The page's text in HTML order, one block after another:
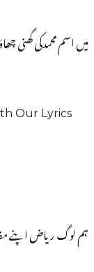
میں اسم محمدکی گھنی
Our Lyrics
ہم لوگ ریاض اپنے